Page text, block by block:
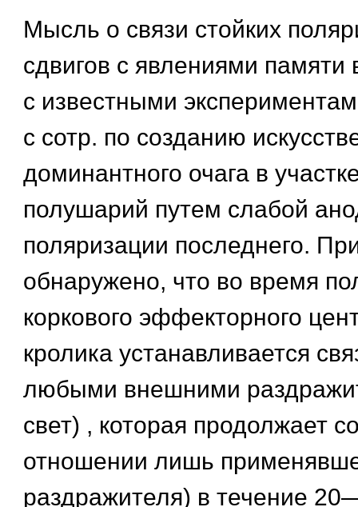
Мысль о связи стойких
сдвигов с явлениями памяти
с известными
с сотр. по созданию
доминантного очага в
полушарий путем слабой
поляризации последнего.
обнаружено, что во время
коркового эффекторного
кролика устанавливается
любыми внешними
свет) , которая продолжает
отношении лишь
раздражителя) в течение